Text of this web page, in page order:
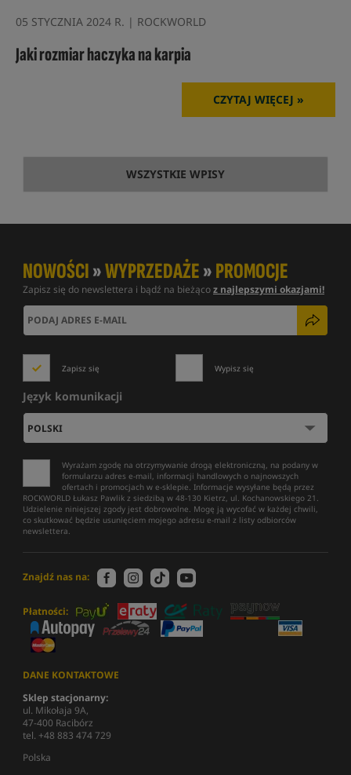
05 STYCZNIA 2024 R. | ROCKWORLD
Jaki rozmiar haczyka na karpia
CZYTAJ WIĘCEJ »
WSZYSTKIE WPISY
NOWOŚCI»WYPRZEDAŻE»PROMOCJE
Zapisz się do newslettera i bądź na bieżącoz najlepszymi okazjami!
Zapisz się Wypisz się
Język komunikacji
Wyrażam zgodę na otrzymywanie drogą elektroniczną, na podany w
formularzu adres e-mail, informacji handlowych o najnowszych
ofertach i promocjach w e-sklepie. Informacje wysyłane będą przez
ROCKWORLD Łukasz Pawlik z siedzibą w 48-130 Kietrz, ul. Kochanowskiego 21.
Udzielenie niniejszej zgody jest dobrowolne. Mogę ją wycofać w każdej chwili,
co skutkować będzie usunięciem mojego adresu e-mail z listy odbiorców
newslettera.
Znajdź nas na:
Płatności:
DANE KONTAKTOWE
Sklep stacjonarny:
ul. Mikołaja 9A,
47-400 Racibórz
tel. +48 883 474 729
Polska